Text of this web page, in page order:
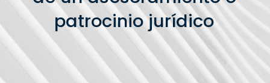
patrocinio jurídico